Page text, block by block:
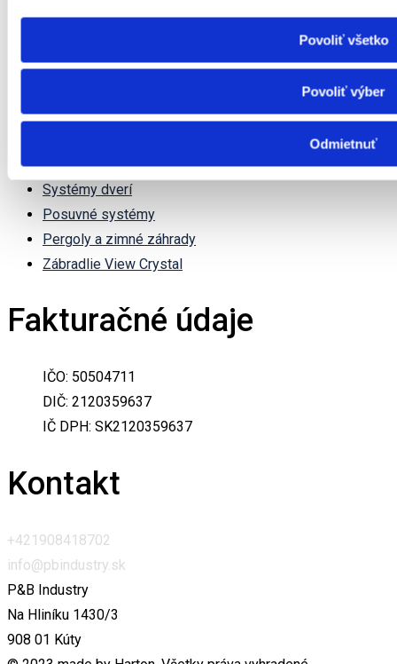
Povoliť všetko
Povoliť výber
Odmietnuť
Produkty
Systémy okien
Systémy dverí
Posuvné systémy
Pergoly a zimné záhrady
Zábradlie View Crystal
Fakturačné údaje
IČO: 50504711
DIČ: 2120359637
IČ DPH: SK2120359637
Kontakt
+421908418702
info@pbindustry.sk
P&B Industry
Na Hliníku 1430/3
908 01 Kúty